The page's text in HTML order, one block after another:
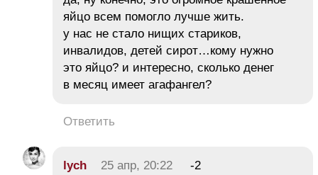
яйцо всем помогло лучше жить.
у нас не стало нищих стариков,
инвалидов, детей сирот…кому нужно
это яйцо? и интересно, сколько денег
в месяц имеет агафангел?
Ответить
lych 25 апр, 20:22
-2